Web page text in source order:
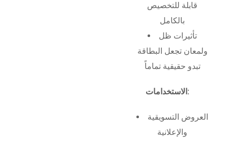
قابلة للتخصيص
بالكامل
تأثيرات ظل
ولمعان تجعل البطاقة
تبدو حقيقية تماماً
الاستخدامات:
العروض التسويقية
والإعلانية